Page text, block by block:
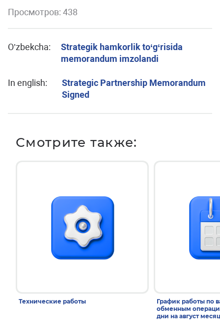
Просмотров: 438
O’zbekcha:
Strategik hamkorlik to‘g‘risida
memorandum imzolandi
In english:
Strategic Partnership Memorandum
Signed
Смотрите также:
Технические работы
График работы по
обменным
дни на август месяц